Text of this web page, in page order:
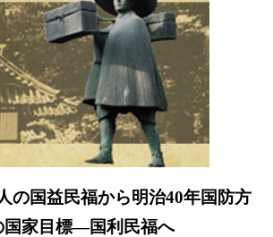
国益民福から明治40年国防方
国家目標―国利民福へ